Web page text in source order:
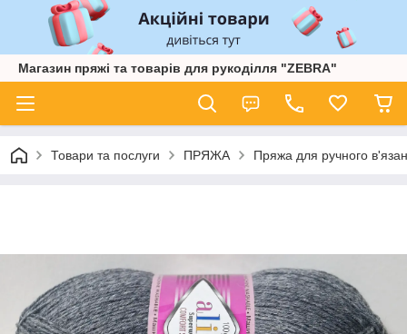
Магазин пряжі та товарів для рукоділля "ZEBRA"
Товари та послуги ПРЯЖА Пряжа для ручного